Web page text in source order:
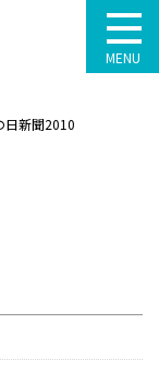
MENU
日新聞2010